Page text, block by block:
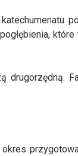
drugorzędną.